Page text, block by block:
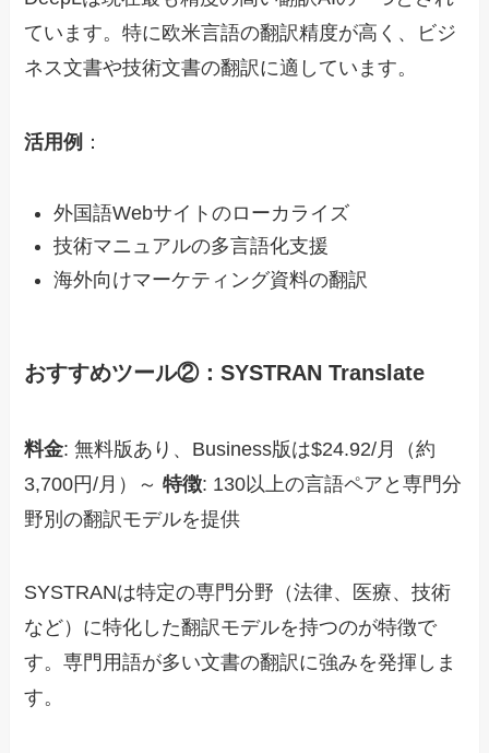
ています。特に欧米言語の翻訳精度が高く、ビジ
ネス文書や技術文書の翻訳に適しています。
活用例 ：
外国語Webサイトのローカライズ
技術マニュアルの多言語化支援
海外向けマーケティング資料の翻訳
おすすめツール②：SYSTRAN Translate
料金: 無料版あり、Business版は$24.92/月（約
3,700円/月）～特徴: 130以上の言語ペアと専門分
野別の翻訳モデルを提供
SYSTRANは特定の専門分野（法律、医療、技術
など）に特化した翻訳モデルを持つのが特徴で
す。専門用語が多い文書の翻訳に強みを発揮しま
す。